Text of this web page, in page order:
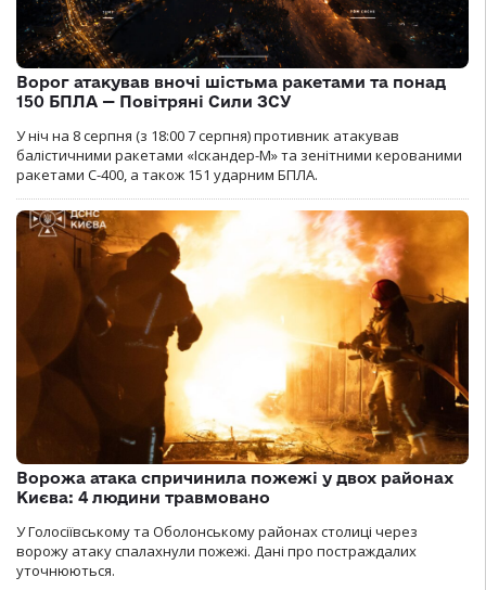
Ворог атакував вночі шістьма ракетами та понад
150 БПЛА — Повітряні Сили ЗСУ
У ніч на 8 серпня (з 18:00 7 серпня) противник атакував
балістичними ракетами «Іскандер-М» та зенітними керованими
ракетами С-400, а також 151 ударним БПЛА.
Ворожа атака спричинила пожежі у двох районах
Києва: 4 людини травмовано
У Голосіївському та Оболонському районах столиці через
ворожу атаку спалахнули пожежі. Дані про постраждалих
уточнюються.